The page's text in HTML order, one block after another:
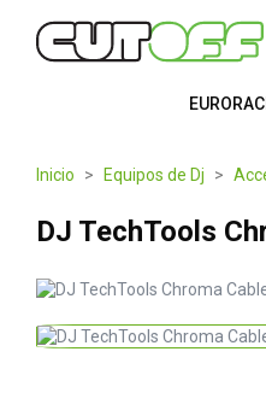
Inicio Equipos de Dj
DJ TechTools